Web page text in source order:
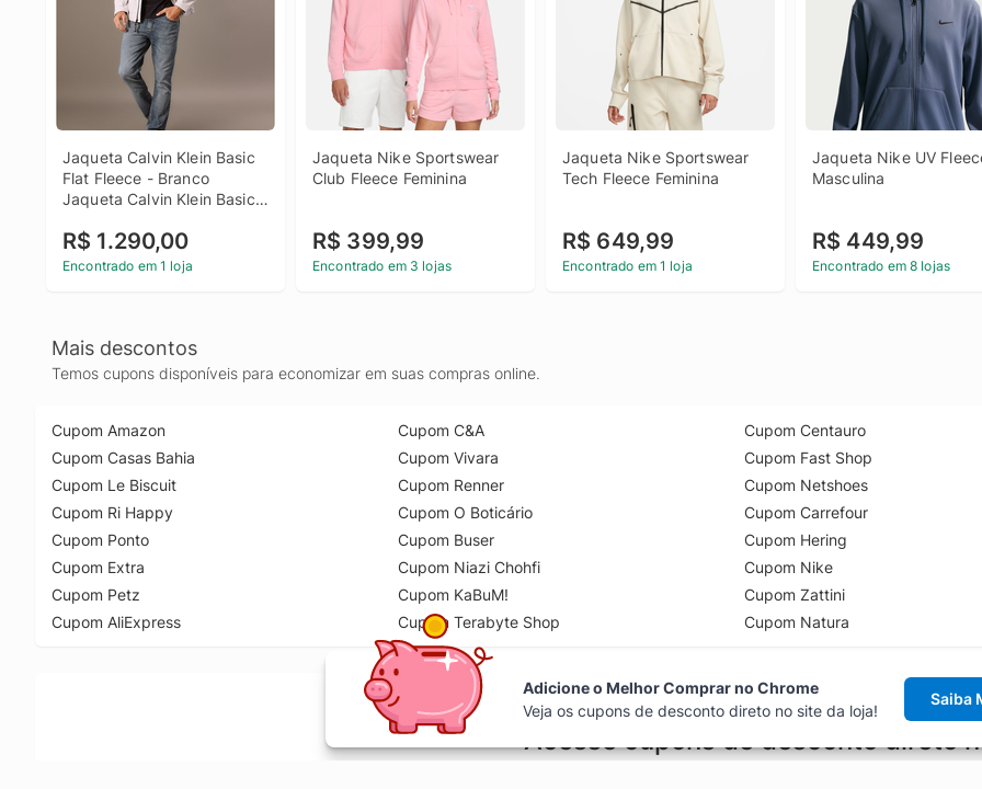
Jaqueta Calvin Klein Basic
Flat Fleece - Branco
Jaqueta Calvin Klein Basic
R$ 1.290,00
Encontrado em 1 loja
Jaqueta Nike Sportswear
Club Fleece Feminina
R$ 399,99
Encontrado em 3 lojas
Jaqueta Nike Sportswear
Tech Fleece Feminina
R$ 649,99
Encontrado em 1 loja
Jaqueta Nike UV
Masculina
R$ 449,99
Encontrado em 8 lojas
Mais descontos
Temos cupons disponíveis para economizar em suas compras online.
Cupom Amazon
Cupom Casas Bahia
Cupom Le Biscuit
Cupom Ri Happy
Cupom Ponto
Cupom Extra
Cupom Petz
Cupom AliExpress
Cupom C&A
Cupom Vivara
Cupom Renner
Cupom O Boticário
Cupom Buser
Cupom Niazi Chohfi
Cupom KaBuM!
Cupom Terabyte Shop
Cupom Centauro
Cupom Fast Shop
Cupom Netshoes
Cupom Carrefour
Cupom Hering
Cupom Nike
Cupom Zattini
Cupom Natura
Acesse cupons de desconto direto
Adicione o Melhor Comprar no Chrome
Veja os cupons de desconto direto no site da loja!
Saiba